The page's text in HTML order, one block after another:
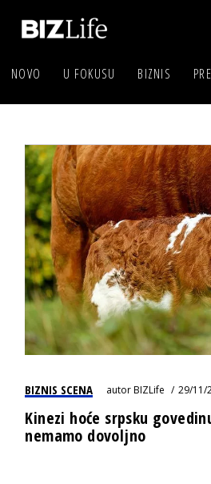
NOVO U FOKUSU BIZNIS
BIZNIS SCENA autorBIZLife 29/11/
Kinezi hoće srpsku
nemamo dovoljno